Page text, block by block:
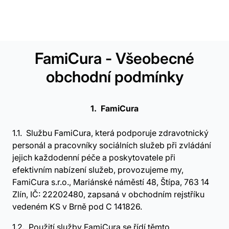
FamiCura - Všeobecné
obchodní podmínky
1. FamiCura
1.1. Službu FamiCura, která podporuje zdravotnický
personál a pracovníky sociálních služeb při zvládání
jejich každodenní péče a poskytovatele při
efektivním nabízení služeb, provozujeme my,
FamiCura s.r.o., Mariánské náměstí 48, Štípa, 763 14
Zlín, IČ: 22202480, zapsaná v obchodním rejstříku
vedeném KS v Brně pod C 141826.
1.2. Použití služby FamiCura se řídí těmto